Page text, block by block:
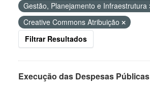
Gestão, Planejamento e Infraestrutura
Creative Commons Atribuição
Filtrar Resultados
Execução das Despesas Públicas